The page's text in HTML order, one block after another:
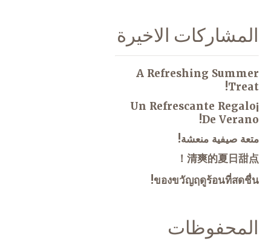
المشاركات الاخيرة
A Refreshing Summer
Treat!
¡Un Refrescante Regalo
De Verano!
متعة صيفية منعشة!
清爽的夏日甜点！
ของขวัญฤดูร้อนที่สดชื่น!
المحفوظات